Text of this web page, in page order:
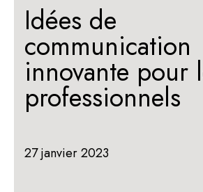
Idées de
communication
innovante pour
professionnels
27 janvier 2023